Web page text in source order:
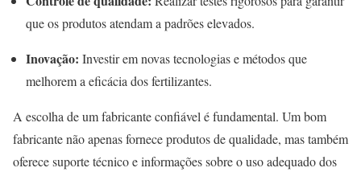
que os produtos atendam a padrões elevados.
Inovação: Investir em novas tecnologias e métodos que
melhorem a eficácia dos fertilizantes.
A escolha de um fabricante confiável é fundamental. Um bom
fabricante não apenas fornece produtos de qualidade, mas também
oferece suporte técnico e informações sobre o uso adequado dos